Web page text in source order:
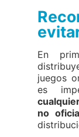
En
juegos
es
no